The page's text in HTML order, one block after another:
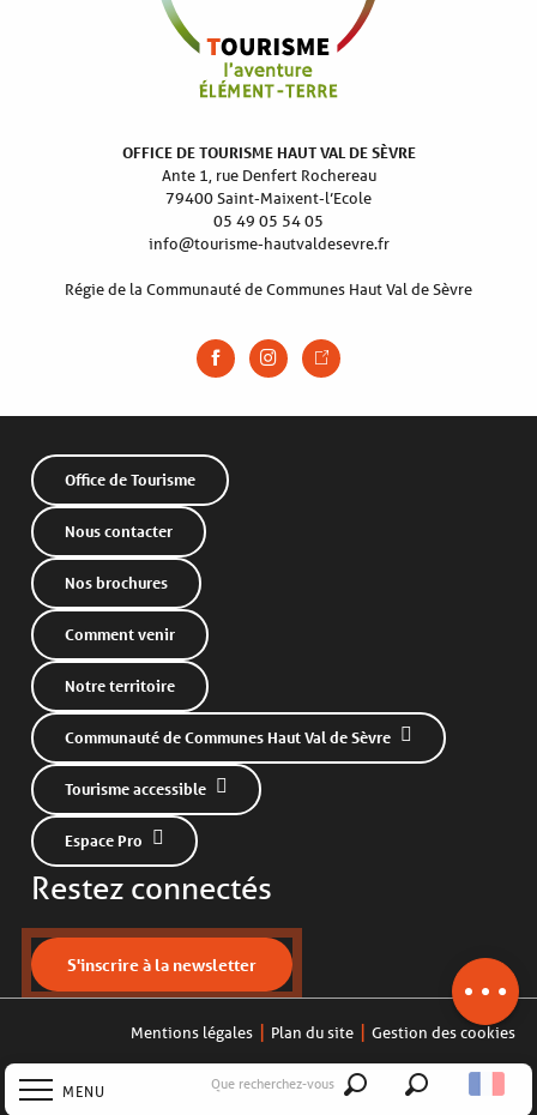
MENU Que recherchez-vous
Recherche
Description
OFFICE DE TOURISME HAUT VAL DE SÈVRE
Ante 1, rue Denfert Rochereau
79400 Saint-Maixent-l’Ecole
05 49 05 54 05
info@tourisme-hautvaldesevre.fr
Régie de la Communauté de Communes Haut Val de Sèvre
Office de Tourisme
Nous contacter
Nos brochures
Comment venir
Notre territoire
Communauté de Communes Haut Val de Sèvre
Tourisme accessible
Espace Pro
Restez connectés
S'inscrire à la newsletter
Mentions légales Plan du site Gestion des cookies